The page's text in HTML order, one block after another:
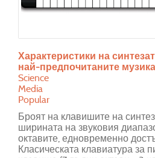
Характеристики на
най-предпочитаните
Science
Media
Popular
Броят на клавишите на
ширината на звуковия
октавите, едновременно
Класическата клавиатура за